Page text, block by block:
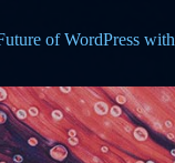
of WordPress with